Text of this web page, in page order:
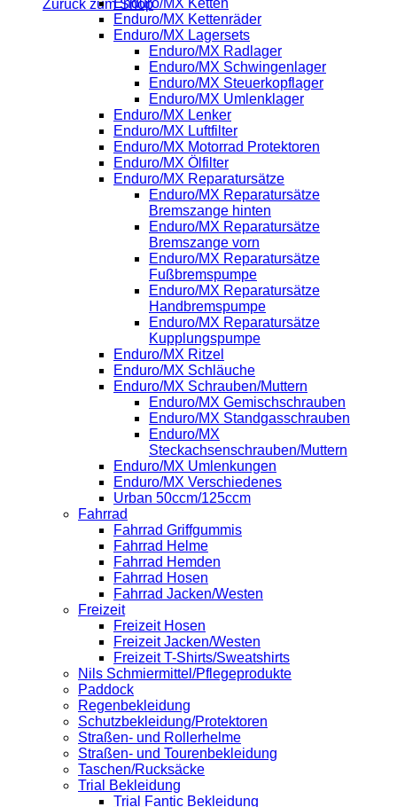
Zurück zum ShopEnduro/MX Ketten
Enduro/MX Kettenräder
Enduro/MX Lagersets
Enduro/MX Radlager
Enduro/MX Schwingenlager
Enduro/MX Steuerkopflager
Enduro/MX Umlenklager
Enduro/MX Lenker
Enduro/MX Luftfilter
Enduro/MX Motorrad Protektoren
Enduro/MX Ölfilter
Enduro/MX Reparatursätze
Enduro/MX Reparatursätze
Bremszange hinten
Enduro/MX Reparatursätze
Bremszange vorn
Enduro/MX Reparatursätze
Fußbremspumpe
Enduro/MX Reparatursätze
Handbremspumpe
Enduro/MX Reparatursätze
Kupplungspumpe
Enduro/MX Ritzel
Enduro/MX Schläuche
Enduro/MX Schrauben/Muttern
Enduro/MX Gemischschrauben
Enduro/MX Standgasschrauben
Enduro/MX
Steckachsenschrauben/Muttern
Enduro/MX Umlenkungen
Enduro/MX Verschiedenes
Urban 50ccm/125ccm
Fahrrad
Fahrrad Griffgummis
Fahrrad Helme
Fahrrad Hemden
Fahrrad Hosen
Fahrrad Jacken/Westen
Freizeit
Freizeit Hosen
Freizeit Jacken/Westen
Freizeit T-Shirts/Sweatshirts
Nils Schmiermittel/Pflegeprodukte
Paddock
Regenbekleidung
Schutzbekleidung/Protektoren
Straßen- und Rollerhelme
Straßen- und Tourenbekleidung
Taschen/Rucksäcke
Trial Bekleidung
Trial Fantic Bekleidung